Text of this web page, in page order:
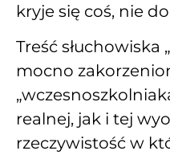
kryje się coś, nie
Treść słuchowiska
mocno
realnej, jak i tej
rzeczywistość w